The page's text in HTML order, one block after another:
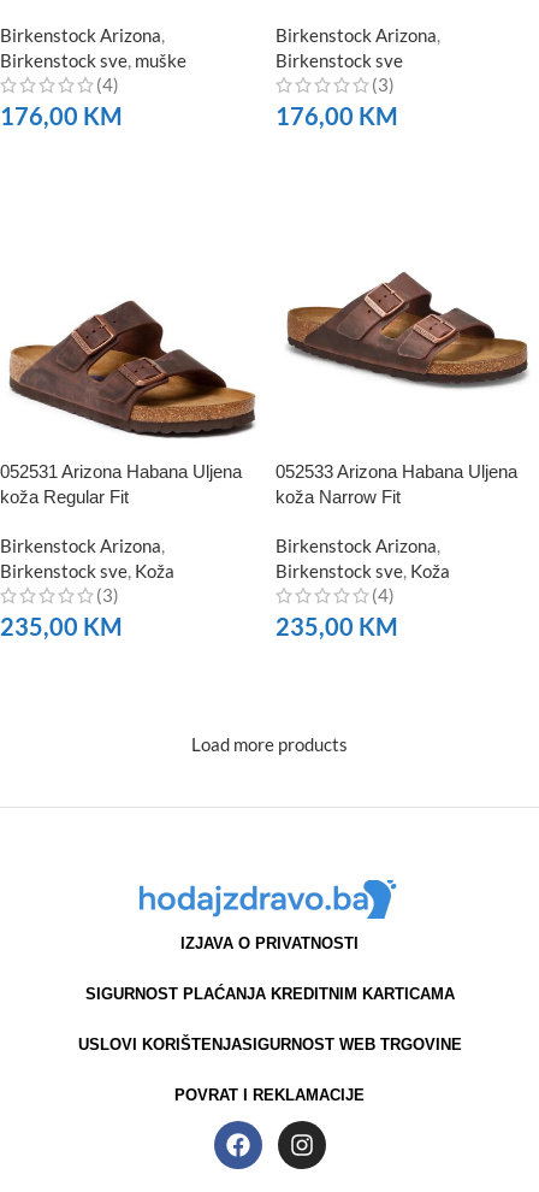
Birkenstock Arizona,
Birkenstock sve, muške
(4)
176,00 KM
Birkenstock Arizona,
Birkenstock sve
(3)
176,00 KM
052531 Arizona Habana Uljena
koža Regular Fit
Birkenstock Arizona,
Birkenstock sve, Koža
(3)
235,00 KM
052533 Arizona Habana Uljena
koža Narrow Fit
Birkenstock Arizona,
Birkenstock sve, Koža
(4)
235,00 KM
Load more products
IZJAVA O PRIVATNOSTI
SIGURNOST PLAĆANJA KREDITNIM KARTICAMA
USLOVI KORIŠTENJASIGURNOST WEB TRGOVINE
POVRAT I REKLAMACIJE